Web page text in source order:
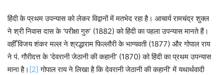
हिंदी के प्रथम उपन्यास को लेकर विद्वानों में मतभेद रहा है। आचार्य रामचंद्र शुक्ल
ने श्री निवास दास के ‘परीक्षा गुरु’ (1882) को हिंदी का पहला उपन्यास मानते हैं।
वहीँ विजय शंकर मल्ल ने श्रद्धाराम फिल्लौरी के भाग्यवती (1877) और गोपाल राय
ने पं. गौरीदत्त के ‘देवरानी जेठानी की कहानी’ (1870) को हिंदी का प्रथम उपन्यास
माना है। [2] गोपाल राय ने लिखा है कि देवरानी जेठानी की कहानी’ में यथार्थवादी